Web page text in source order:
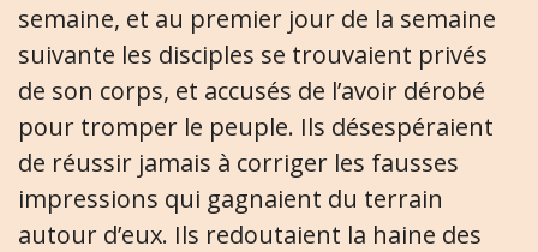
semaine, et au premier jour de la semaine
suivante les disciples se trouvaient privés
de son corps, et accusés de l’avoir dérobé
pour tromper le peuple. Ils désespéraient
de réussir jamais à corriger les fausses
impressions qui gagnaient du terrain
autour d’eux. Ils redoutaient la haine des